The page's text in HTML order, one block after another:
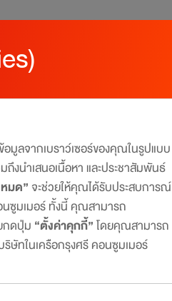
คุณต้องการ
มูลจากเบราว์เซอร์ของคุณในรูปแบบ
นำเสนอเนื้อหา และประชาสัมพันธ์
มด”จะช่วยให้คุณได้รับประสบการณ์
นซูมเมอร์ ทั้งนี้ คุณสามารถ
กดปุ่ม “ตั้งค่าคุกกี้”โดยคุณสามารถ
ริษัทในเครือกรุงศรี คอนซูมเมอร์